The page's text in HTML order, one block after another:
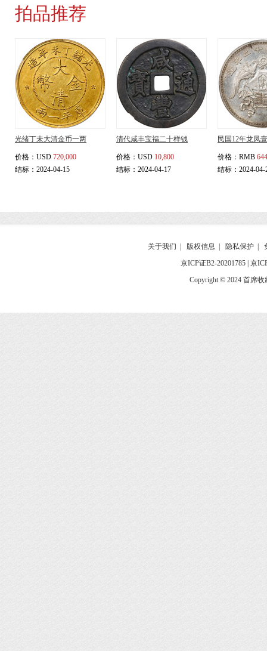
拍品推荐
光绪丁未大清金币一两
价格： USD 720,000
结标：2024-04-15
清代咸丰宝福二十样钱
价格： USD 10,800
结标：2024-04-17
民国12年龙凤
价格： RMB
结标：2024-04-
关于我们 版权信息 隐私保护
京ICP证B2-20201785 京
Copyright © 2024 首席收